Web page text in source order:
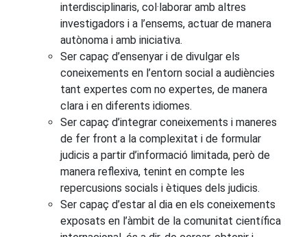
interdisciplinaris, col·laborar amb altres
investigadors i a l’ensems, actuar de manera
autònoma i amb iniciativa.
Ser capaç d’ensenyar i de divulgar els
coneixements en l’entorn social a audiències
tant expertes com no expertes, de manera
clara i en diferents idiomes.
Ser capaç d’integrar coneixements i maneres
de fer front a la complexitat i de formular
judicis a partir d’informació limitada, però de
manera reflexiva, tenint en compte les
repercusions socials i ètiques dels judicis.
Ser capaç d’estar al dia en els coneixements
exposats en l’àmbit de la comunitat científica